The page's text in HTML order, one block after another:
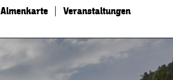
Almenkarte Veranstaltungen